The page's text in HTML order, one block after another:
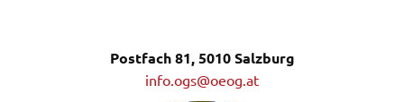
Postfach 81, 5010 Salzburg
info.ogs@oeog.at